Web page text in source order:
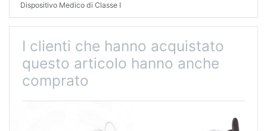
Dispositivo Medico di Classe I
I clienti che hanno acquistato
questo articolo hanno anche
comprato